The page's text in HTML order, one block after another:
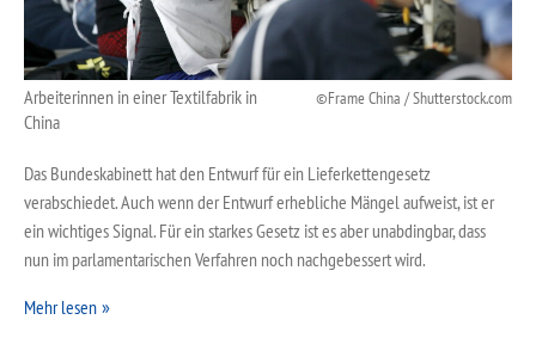
Arbeiterinnen in einer Textilfabrik in
China
Frame China / Shutterstock.com
Das Bundeskabinett hat den Entwurf für ein Lieferkettengesetz
verabschiedet. Auch wenn der Entwurf erhebliche Mängel aufweist, ist er
ein wichtiges Signal. Für ein starkes Gesetz ist es aber unabdingbar, dass
nun im parlamentarischen Verfahren noch nachgebessert wird.
Mehr lesen